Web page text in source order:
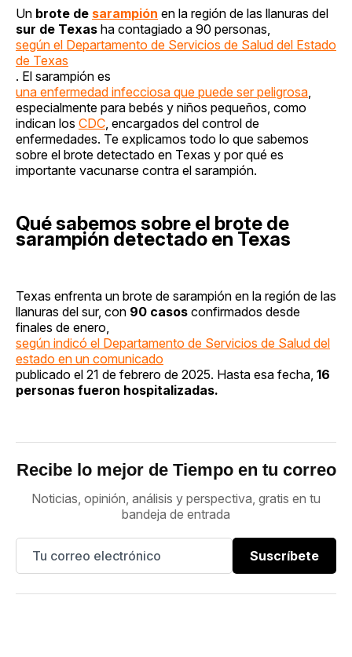
Un brote de sarampión en la región de las llanuras del
sur de Texas ha contagiado a 90 personas,
según el Departamento de Servicios de Salud del Estado
de Texas
. El sarampión es
una enfermedad infecciosa que puede ser peligrosa
especialmente para bebés y niños pequeños, como
indican los CDC , encargados del control de
enfermedades. Te explicamos todo lo que sabemos
sobre el brote detectado en Texas y por qué es
importante vacunarse contra el sarampión.
Qué sabemos sobre el brote de
sarampión detectado en Texas
Texas enfrenta un brote de sarampión en la región de las
llanuras del sur, con 90 casos confirmados desde
finales de enero,
según indicó el Departamento de Servicios de Salud del
estado en un comunicado
publicado el 21 de febrero de 2025. Hasta esa fecha, 16
personas fueron hospitalizadas.
Recibe lo mejor de Tiempo en tu correo
Noticias, opinión, análisis y perspectiva, gratis en tu
bandeja de entrada
Suscríbete